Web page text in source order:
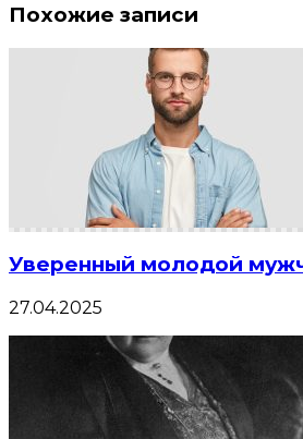
Похожие записи
Уверенный молодой
27.04.2025